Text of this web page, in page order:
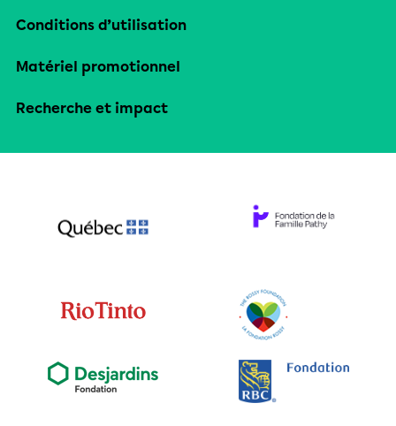
Conditions d’utilisation
Matériel promotionnel
Recherche et impact